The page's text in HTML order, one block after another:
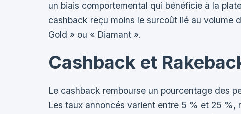
un biais comportemental qui bénéficie à la
cashback reçu moins le surcoût lié au
Gold » ou « Diamant ».
Cashback et
Le cashback rembourse un pourcentage des
Les taux annoncés varient entre 5 % et 25 %,